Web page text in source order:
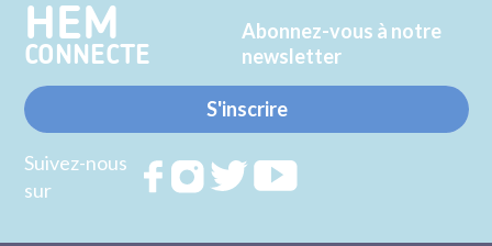
HEM
CONNECTE
Abonnez-vous à notre
newsletter
S'inscrire
Suivez-nous
sur
RejoignezRejoignezRejoignez